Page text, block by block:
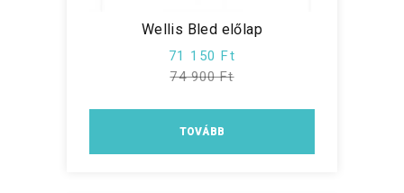
Wellis Bled előlap
71 150 Ft
74 900 Ft
TOVÁBB